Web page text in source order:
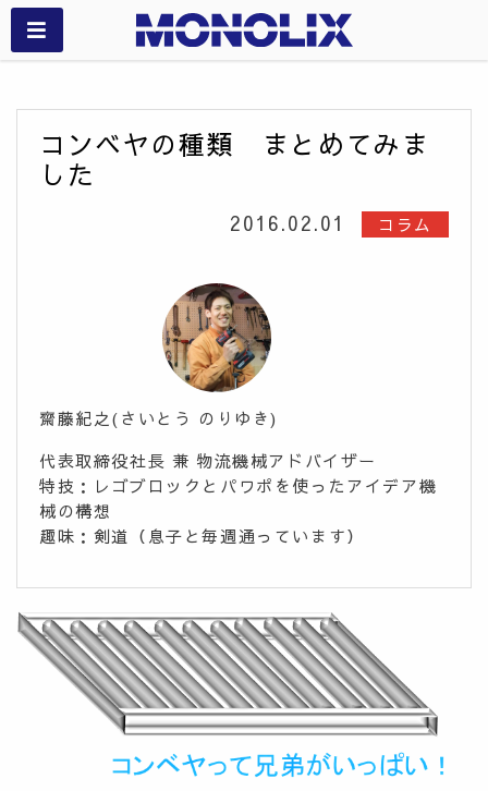
コンベヤの種類 まとめてみま
した
2016.02.01 コラム
齋藤紀之(さいとう のりゆき)
代表取締役社長 兼 物流機械アドバイザー
特技：レゴブロックとパワポを使ったアイデア機
械の構想
趣味：剣道（息子と毎週通っています）